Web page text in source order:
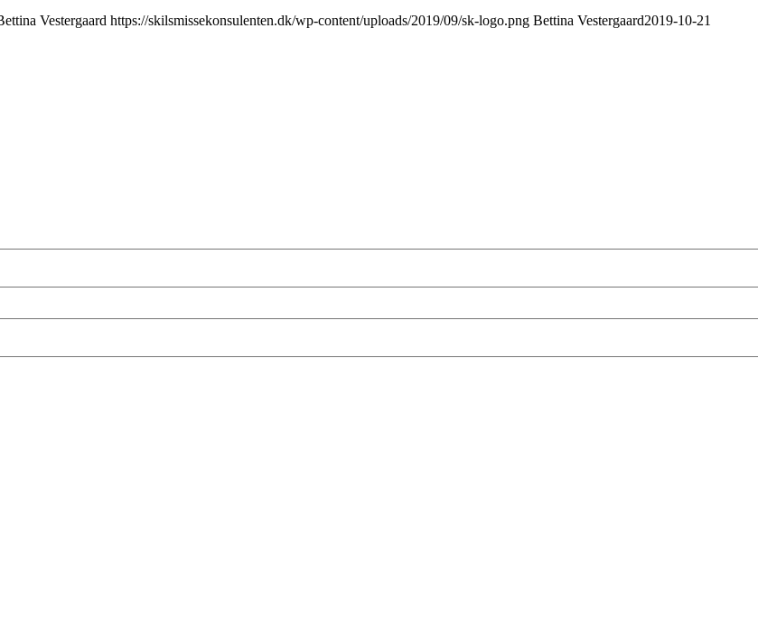
Vestergaard https://skilsmissekonsulenten.dk/wp-content/uploads/2019/09/sk-logo.png Bettina Vestergaard2019-10-21